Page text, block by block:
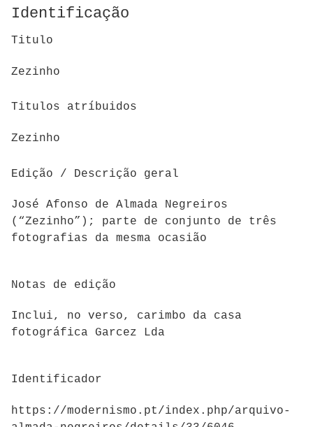
Identificação
Titulo
Zezinho
Titulos atríbuidos
Zezinho
Edição / Descrição geral
José Afonso de Almada Negreiros
(“Zezinho”); parte de conjunto de três
fotografias da mesma ocasião
Notas de edição
Inclui, no verso, carimbo da casa
fotográfica Garcez Lda
Identificador
https://modernismo.pt/index.php/arquivo-